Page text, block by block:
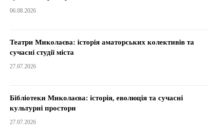
06.08.2026
Театри Миколаєва: історія аматорських колективів та
сучасні студії міста
27.07.2026
Бібліотеки Миколаєва: історія, еволюція та сучасні
культурні простори
27.07.2026